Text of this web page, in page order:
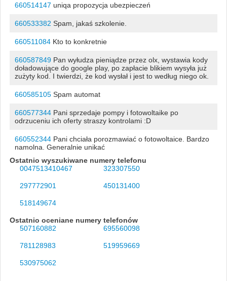
660514147 uniqa propozycja ubezpieczeń
660533382 Spam, jakaś szkolenie.
660511084Kto to konkretnie
660587849Pan wyłudza pieniądze przez olx, wystawia kody
doładowujące do google play, po zapłacie blikiem wysyła już
zużyty kod. I twierdzi, że kod wysłał i jest to według niego ok.
660585105Spam automat
660577344Pani sprzedaje pompy i fotowoltaike po
odrzuceniu ich oferty straszy kontrolami :D
660552344Pani chciała porozmawiać o fotowoltaice. Bardzo
namolna. Generalnie unikać
Ostatnio wyszukiwane numery telefonu
0047513410467
323307550
297772901 450131400
518149674
Ostatnio oceniane numery telefonów
507160882
695560098
781128983 519959669
530975062